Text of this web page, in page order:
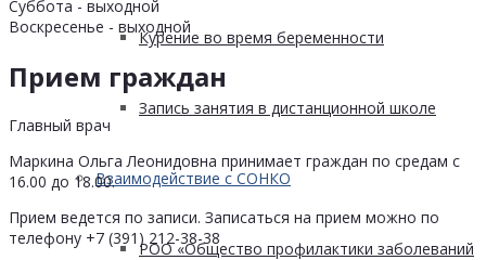
Курение во время беременности
Запись занятия в дистанционной школе
Взаимодействие с СОНКО
РОО «Общество профилактики заболеваний
Суббота - выходной
Воскресенье - выходной
Прием граждан
Главный врач
Маркина Ольга Леонидовна принимает граждан по средам с
16.00 до 18.00.
Прием ведется по записи. Записаться на прием можно по
телефону +7 (391) 212-38-38